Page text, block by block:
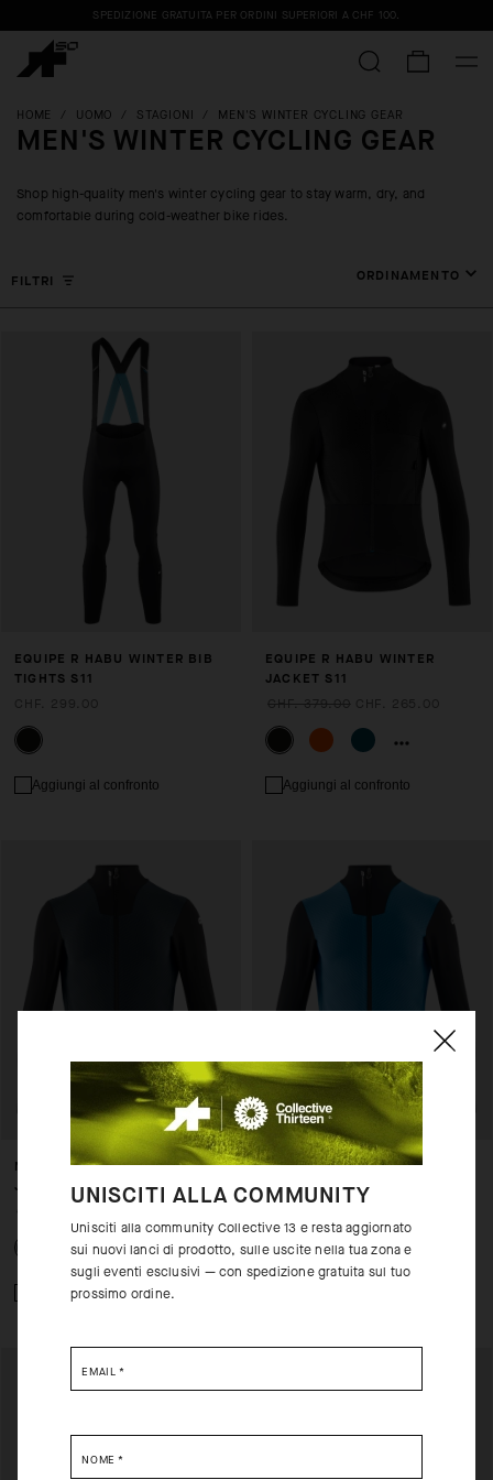
SPEDIZIONE GRATUITA PER ORDINI SUPERIORI A CHF 100.
HOME / UOMO / STAGIONI / MEN'S WINTER CYCLING GEAR
MEN'S WINTER CYCLING GEAR
Shop high-quality men's winter cycling gear to stay warm, dry, and
comfortable during cold-weather bike rides.
FILTRI ORDINAMENTO
EQUIPE R HABU WINTER BIB
TIGHTS S11
Aggiungi al confronto
EQUIPE R HABU WINTER
JACKET S11
Aggiungi al confronto
MILLE GT HASHOOGI WINTER
JACKET S11
Aggiungi al confronto
MILLE GT HASHOOGI WINTER
JACKET S11
UNISCITI ALLA COMMUNITY
Unisciti alla community Collective 13 e resta aggiornato
sui nuovi lanci di prodotto, sulle uscite nella tua zona e
sugli eventi esclusivi — con spedizione gratuita sul tuo
prossimo ordine.
EMAIL *
NOME *